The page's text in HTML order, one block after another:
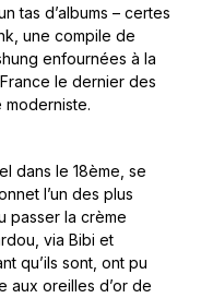
tas d’albums – certes
une compile de
enfournées à la
le dernier des
dans le 18ème, se
l’un des plus
passer la crème
via Bibi et
qu’ils sont, ont pu
aux oreilles d’or de